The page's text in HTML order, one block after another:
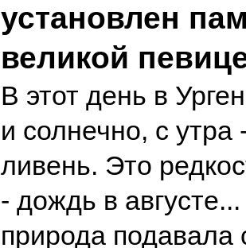
установлен
великой
В этот день в
и солнечно, с утра
ливень. Это
- дождь в
природа